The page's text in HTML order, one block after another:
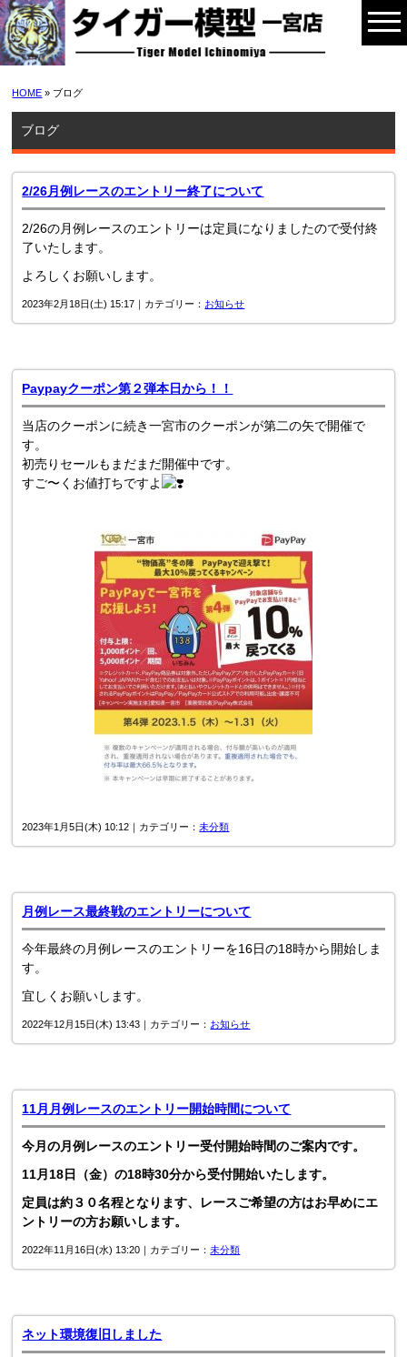
HOME » ブログ
ブログ
2/26月例レースのエントリー終了について
2/26の月例レースのエントリーは定員になりましたので受付終
了いたします。
よろしくお願いします。
2023年2月18日(土) 15:17｜カテゴリー： お知らせ
Paypayクーポン第２弾本日から！！
当店のクーポンに続き一宮市のクーポンが第二の矢で開催で
す。
初売りセールもまだまだ開催中です。
すご〜くお値打ちですよ
2023年1月5日(木) 10:12｜カテゴリー：未分類
月例レース最終戦のエントリーについて
今年最終の月例レースのエントリーを16日の18時から開始しま
す。
宜しくお願いします。
2022年12月15日(木) 13:43｜カテゴリー： お知らせ
11月月例レースのエントリー開始時間について
今月の月例レースのエントリー受付開始時間のご案内です。
11月18日（金）の18時30分から受付開始いたします。
定員は約３０名程となります、レースご希望の方はお早めにエ
ントリーの方お願いします。
2022年11月16日(水) 13:20｜カテゴリー：未分類
ネット環境復旧しました